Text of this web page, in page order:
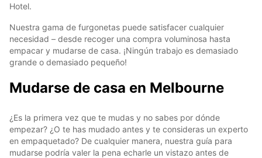
Hotel.
Nuestra gama de furgonetas puede satisfacer cualquier
necesidad – desde recoger una compra voluminosa hasta
empacar y mudarse de casa. ¡Ningún trabajo es demasiado
grande o demasiado pequeño!
Mudarse de casa en Melbourne
¿Es la primera vez que te mudas y no sabes por dónde
empezar? ¿O te has mudado antes y te consideras un experto
en empaquetado? De cualquier manera, nuestra guía para
mudarse podría valer la pena echarle un vistazo antes de